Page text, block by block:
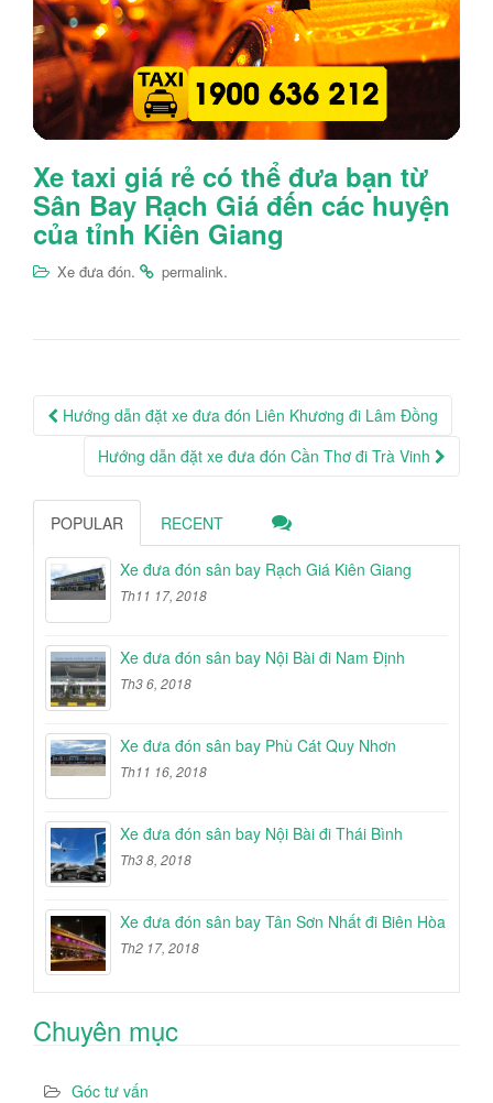
Xe taxi giá rẻ có thể đưa bạn từ
Sân Bay Rạch Giá đến các huyện
của tỉnh Kiên Giang
Xe đưa đón. permalink.
Post
navigation
Hướng dẫn đặt xe đưa đón Liên Khương đi Lâm Đồng
Hướng dẫn đặt xe đưa đón Cần Thơ đi Trà Vinh
POPULAR RECENT
Xe đưa đón sân bay Rạch Giá Kiên Giang
Th11 17, 2018
Xe đưa đón sân bay Nội Bài đi Nam Định
Th3 6, 2018
Xe đưa đón sân bay Phù Cát Quy Nhơn
Th11 16, 2018
Xe đưa đón sân bay Nội Bài đi Thái Bình
Th3 8, 2018
Xe đưa đón sân bay Tân Sơn Nhất đi Biên Hòa
Th2 17, 2018
Chuyên mục
Góc tư vấn